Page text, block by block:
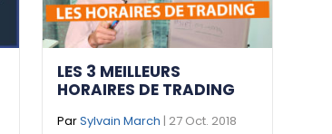
LES 3 MEILLEURS
HORAIRES DE TRADING
ParSylvain March | 27 Oct. 2018